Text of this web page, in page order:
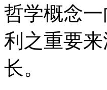
哲学概念
利之重要
长。